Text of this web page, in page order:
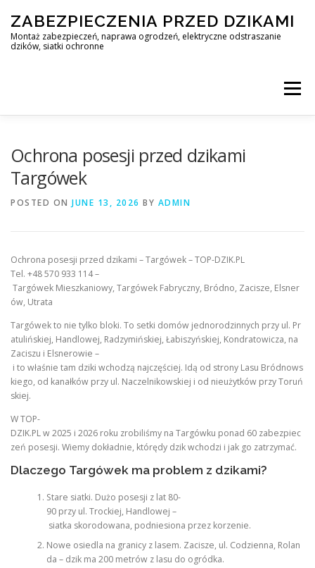
content
ZABEZPIECZENIA PRZED DZIKAMI
Montaż zabezpieczeń, naprawa ogrodzeń, elektryczne odstraszanie
dzików, siatki ochronne
Menu
KONTAKT
Ochrona posesji przed dzikami
Targówek
POSTED ON JUNE 13, 2026 BY ADMIN
Ochrona posesji przed dzikami – Targówek – TOP-DZIK.PL
Tel. +48 570 933 114 –
Targówek Mieszkaniowy, Targówek Fabryczny, Bródno, Zacisze, Elsner
ów, Utrata
Targówek to nie tylko bloki. To setki domów jednorodzinnych przy ul. Pr
atulińskiej, Handlowej, Radzymińskiej, Łabiszyńskiej, Kondratowicza, na
Zaciszu i Elsnerowie –
i to właśnie tam dziki wchodzą najczęściej. Idą od strony Lasu Bródnows
kiego, od kanałków przy ul. Naczelnikowskiej i od nieużytków przy Toruń
skiej.
W TOP-
DZIK.PL w 2025 i 2026 roku zrobiliśmy na Targówku ponad 60 zabezpiec
zeń posesji. Wiemy dokładnie, którędy dzik wchodzi i jak go zatrzymać.
Dlaczego Targówek ma problem z dzikami?
Stare siatki. Dużo posesji z lat 80-
90 przy ul. Trockiej, Handlowej –
siatka skorodowana, podniesiona przez korzenie.
Nowe osiedla na granicy z lasem. Zacisze, ul. Codzienna, Rolan
da – dzik ma 200 metrów z lasu do ogródka.